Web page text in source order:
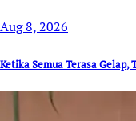
Aug 8, 2026
Ketika Semua Terasa